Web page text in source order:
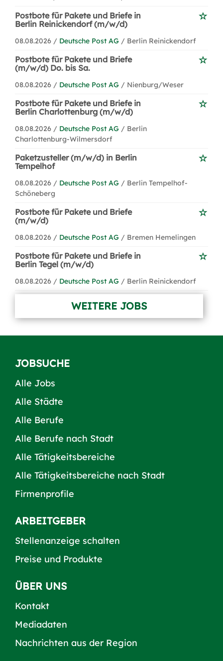
Postbote für Pakete und Briefe in
Berlin Reinickendorf (m/w/d)
08.08.2026 / Deutsche Post AG / Berlin Reinickendorf
Postbote für Pakete und Briefe
(m/w/d) Do. bis Sa.
08.08.2026 / Deutsche Post AG / Nienburg/Weser
Postbote für Pakete und Briefe in
Berlin Charlottenburg (m/w/d)
08.08.2026 / Deutsche Post AG / Berlin
Charlottenburg-Wilmersdorf
Paketzusteller (m/w/d) in Berlin
Tempelhof
08.08.2026 / Deutsche Post AG / Berlin Tempelhof-
Schöneberg
Postbote für Pakete und Briefe
(m/w/d)
08.08.2026 / Deutsche Post AG / Bremen Hemelingen
Postbote für Pakete und Briefe in
Berlin Tegel (m/w/d)
08.08.2026 / Deutsche Post AG / Berlin Reinickendorf
WEITERE JOBS
JOBSUCHE
Alle Jobs
Alle Städte
Alle Berufe
Alle Berufe nach Stadt
Alle Tätigkeitsbereiche
Alle Tätigkeitsbereiche nach Stadt
Firmenprofile
ARBEITGEBER
Stellenanzeige schalten
Preise und Produkte
ÜBER UNS
Kontakt
Mediadaten
Nachrichten aus der Region